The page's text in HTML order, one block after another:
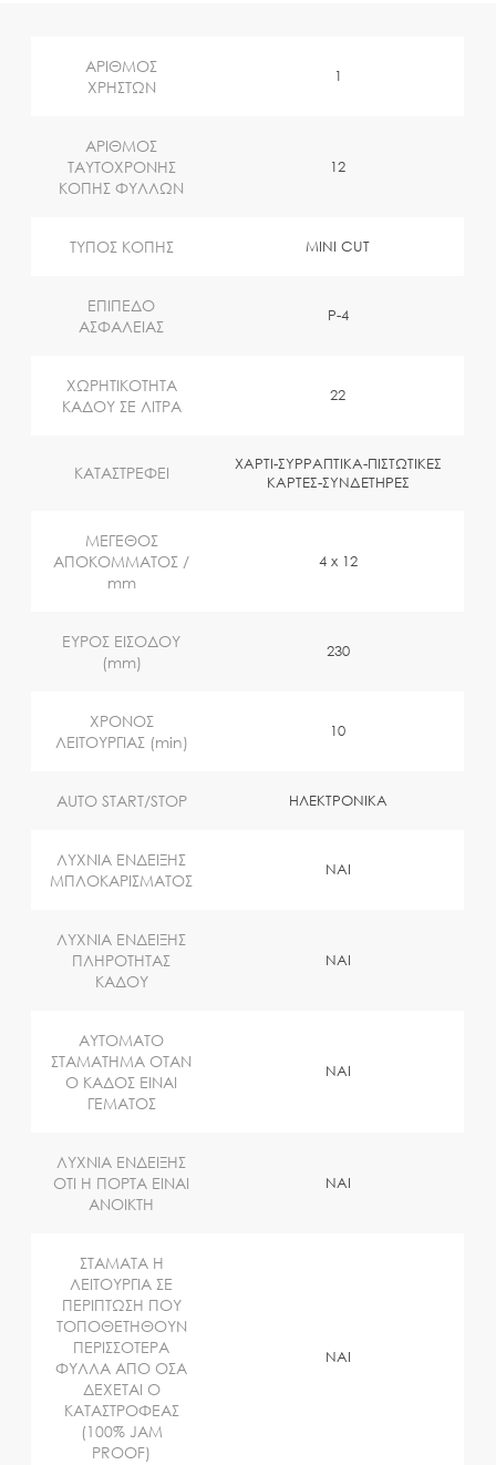
ΑΡΙΘΜΟΣ
ΧΡΗΣΤΩΝ
1
ΑΡΙΘΜΟΣ
ΤΑΥΤΟΧΡΟΝΗΣ
ΚΟΠΗΣ ΦΥΛΛΩΝ
12
ΤΥΠΟΣ ΚΟΠΗΣ ΜINI CUT
EΠΙΠΕΔΟ
ΑΣΦΑΛΕΙΑΣ
P-4
ΧΩΡΗΤΙΚΟΤΗΤΑ
ΚΑΔΟΥ ΣΕ ΛΙΤΡΑ
22
ΚΑΤΑΣΤΡΕΦΕΙ
ΧΑΡΤΙ-ΣΥΡΡΑΠΤΙΚΑ-ΠΙΣΤΩΤΙΚΕΣ
ΚΑΡΤΕΣ-ΣΥΝΔΕΤΗΡΕΣ
ΜΕΓΕΘΟΣ
ΑΠΟΚΟΜΜΑΤΟΣ /
mm
4 x 12
ΕΥΡΟΣ ΕΙΣΟΔΟΥ
(mm)
230
ΧΡΟΝΟΣ
ΛΕΙΤΟΥΡΓΙΑΣ (min)
10
AUTO START/STOP ΗΛΕΚΤΡΟΝΙΚΑ
ΛΥΧΝΙΑ ΕΝΔΕΙΞΗΣ
ΜΠΛΟΚΑΡΙΣΜΑΤΟΣ
ΝΑΙ
ΛΥΧΝΙΑ ΕΝΔΕΙΞΗΣ
ΠΛΗΡΟΤΗΤΑΣ
ΚΑΔΟΥ
ΝΑΙ
ΑΥΤΟΜΑΤΟ
ΣΤΑΜΑΤΗΜΑ ΟΤΑΝ
Ο ΚΑΔΟΣ ΕΙΝΑΙ
ΓΕΜΑΤΟΣ
ΝΑΙ
ΛΥΧΝΙΑ ΕΝΔΕΙΞΗΣ
ΟΤΙ Η ΠΟΡΤΑ ΕΙΝΑΙ
ΑΝΟΙΚΤΗ
ΝΑΙ
ΣΤΑΜΑΤΑ Η
ΛΕΙΤΟΥΡΓΙΑ ΣΕ
ΠΕΡΙΠΤΩΣΗ ΠΟΥ
ΤΟΠΟΘΕΤΗΘΟΥΝ
ΠΕΡΙΣΣΟΤΕΡΑ
ΦΥΛΛΑ ΑΠΟ ΟΣΑ
ΔΕΧΕΤΑΙ Ο
ΚΑΤΑΣΤΡΟΦΕΑΣ
(100% JAM
PROOF)
ΝΑΙ